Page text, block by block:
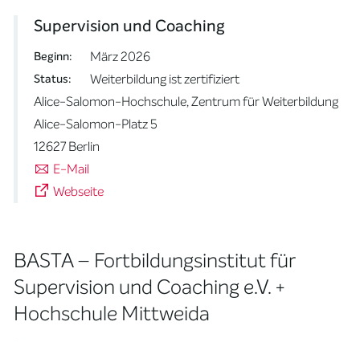
Supervision und Coaching
Beginn: März 2026
Status:
Weiterbildung ist zertifiziert
Alice-Salomon-Hochschule, Zentrum für Weiterbildung
Alice-Salomon-Platz 5
12627 Berlin
E-Mail
Webseite
BASTA – Fortbildungsinstitut für
Supervision und Coaching e.V. +
Hochschule Mittweida